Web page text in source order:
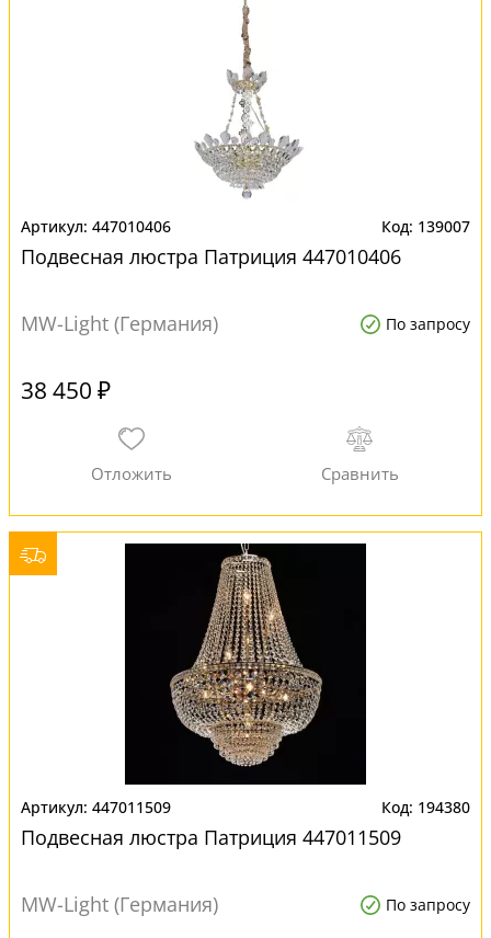
447010406 139007
Подвесная люстра Патриция 447010406
MW-Light (Германия) По запросу
38 450 ₽
447011509 194380
Подвесная люстра Патриция 447011509
MW-Light (Германия) По запросу